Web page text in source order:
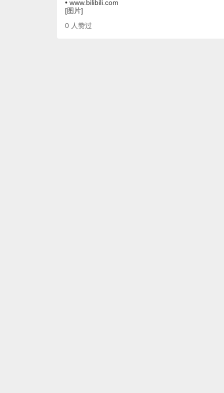
• www.bilibili.com
[图片]
0 人赞过